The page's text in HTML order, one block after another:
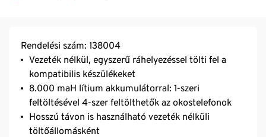
Rendelési szám: 138004
Vezeték nélkül, egyszerű ráhelyezéssel tölti fel a
kompatibilis készülékeket
8.000 maH lítium akkumulátorral: 1-szeri
feltöltésével 4-szer feltölthetők az okostelefonok
Hosszú távon is használható vezeték nélküli
töltőállomásként